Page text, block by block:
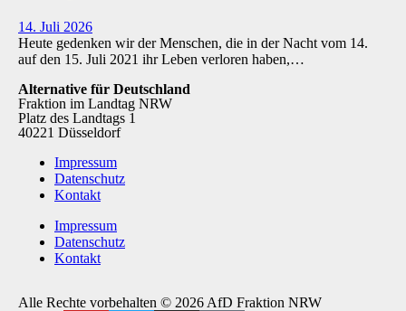
14. Juli 2026
Heute gedenken wir der Menschen, die in der Nacht vom 14.
auf den 15. Juli 2021 ihr Leben verloren haben,…
Alternative für Deutschland
Fraktion im Landtag NRW
Platz des Landtags 1
40221 Düsseldorf
Impressum
Datenschutz
Kontakt
Impressum
Datenschutz
Kontakt
Alle Rechte vorbehalten © 2026 AfD Fraktion NRW